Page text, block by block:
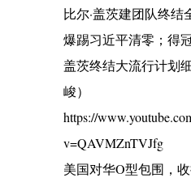
比尔·盖茨建团队终
爆踢习近平清零；得
盖茨终结大流行计划
峻）
https://
v=QAVMZnTVJfg
美国对华O型包围，